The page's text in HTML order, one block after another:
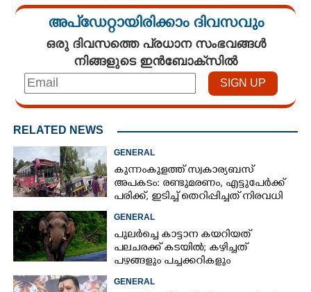
അപ്ഡേറ്റായിരിക്കാം ദിവസവും
ഒരു ദിവസത്തെ പ്രധാന സംഭവങ്ങൾ
നിങ്ങളുടെ ഇൻബോക്സിൽ
RELATED NEWS
GENERAL
കുന്നംകുളത്ത് സ്വകാര്യബസ്
അപകടം: രണ്ടുമരണം, എട്ടുപേർക്ക്
പരിക്ക്, ഇടിച്ച് തെറിപ്പിച്ചത് നിരവധി
GENERAL
പുലർച്ചെ കാട്ടാന കയറിയത്
പലചരക്ക് കടയിൽ; കഴിച്ചത്
പഴങ്ങളും പച്ചക്കറികളും
GENERAL